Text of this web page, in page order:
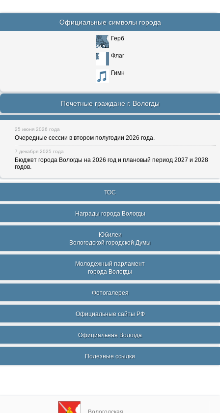
Официальные символы города
Герб
Флаг
Гимн
Почетные граждане г. Вологды
25 июня 2026 года
Очередные сессии в втором полугодии 2026 года.
7 декабря 2025 года
Бюджет города Вологды на 2026 год и плановый период 2027 и 2028
годов.
ТОС
Награды города Вологды
Юбилеи
Вологодской городской Думы
Молодежный парламент
города Вологды
Фотогалерея
Официальные сайты РФ
Официальная Вологда
Полезные ссылки